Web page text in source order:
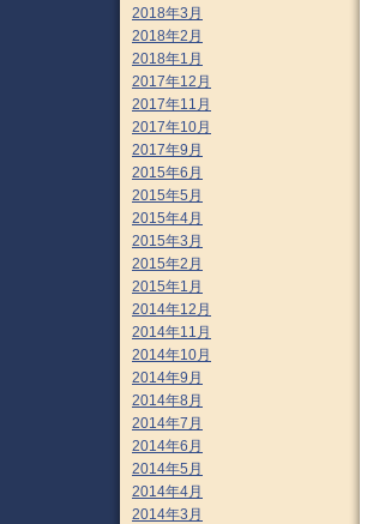
2018年3月
2018年2月
2018年1月
2017年12月
2017年11月
2017年10月
2017年9月
2015年6月
2015年5月
2015年4月
2015年3月
2015年2月
2015年1月
2014年12月
2014年11月
2014年10月
2014年9月
2014年8月
2014年7月
2014年6月
2014年5月
2014年4月
2014年3月